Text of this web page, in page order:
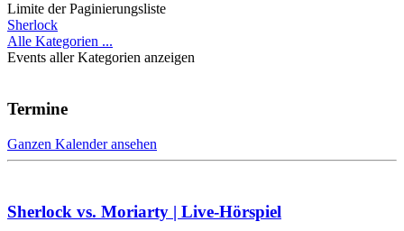
Limite der Paginierungsliste
Sherlock
Alle Kategorien ...
Events aller Kategorien anzeigen
Termine
Ganzen Kalender ansehen
Sherlock vs. Moriarty | Live-Hörspiel